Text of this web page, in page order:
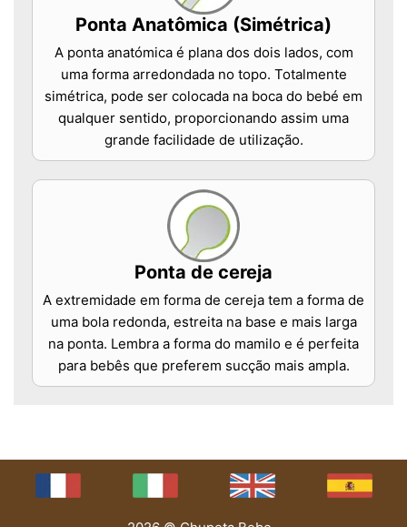
Ponta Anatômica (Simétrica)
A ponta anatómica é plana dos dois lados, com
uma forma arredondada no topo. Totalmente
simétrica, pode ser colocada na boca do bebé em
qualquer sentido, proporcionando assim uma
grande facilidade de utilização.
Ponta de cereja
A extremidade em forma de cereja tem a forma de
uma bola redonda, estreita na base e mais larga
na ponta. Lembra a forma do mamilo e é perfeita
para bebês que preferem sucção mais ampla.